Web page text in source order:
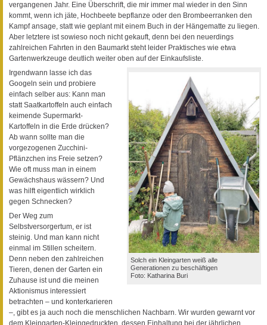
vergangenen Jahr. Eine Überschrift, die mir immer mal wieder in den Sinn
kommt, wenn ich jäte, Hochbeete bepflanze oder den Brombeerranken den
Kampf ansage, statt wie geplant mit einem Buch in der Hängematte zu liegen.
Aber letztere ist sowieso noch nicht gekauft, denn bei den neuerdings
zahlreichen Fahrten in den Baumarkt steht leider Praktisches wie etwa
Gartenwerkzeuge deutlich weiter oben auf der Einkaufsliste.
Solch ein Kleingarten weiß alle
Generationen zu beschäftigen
Foto: Katharina Buri
Irgendwann lasse ich das
Googeln sein und probiere
einfach selber aus: Kann man
statt Saatkartoffeln auch einfach
keimende Supermarkt-
Kartoffeln in die Erde drücken?
Ab wann sollte man die
vorgezogenen Zucchini-
Pflänzchen ins Freie setzen?
Wie oft muss man in einem
Gewächshaus wässern? Und
was hilft eigentlich wirklich
gegen Schnecken?
Der Weg zum
Selbstversorgertum, er ist
steinig. Und man kann nicht
einmal im Stillen scheitern.
Denn neben den zahlreichen
Tieren, denen der Garten ein
Zuhause ist und die meinen
Aktionismus interessiert
betrachten – und konterkarieren
–, gibt es ja auch noch die menschlichen Nachbarn. Wir wurden gewarnt vor